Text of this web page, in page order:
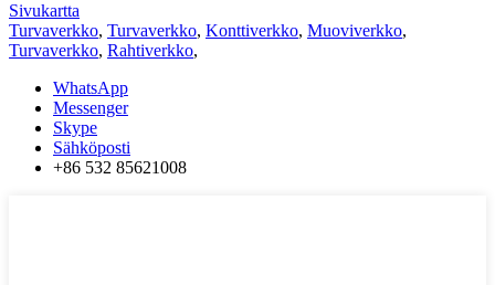
Sivukartta
Turvaverkko, Turvaverkko, Konttiverkko, Muoviverkko,
Turvaverkko, Rahtiverkko,
WhatsApp
Messenger
Skype
Sähköposti
+86 532 85621008